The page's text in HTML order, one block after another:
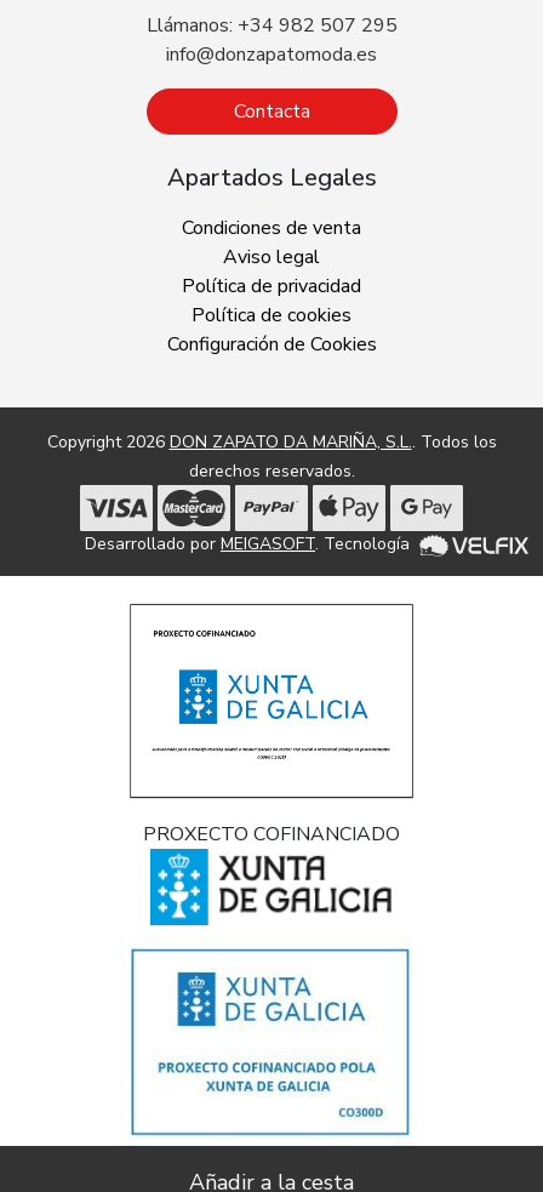
Llámanos: +34 982 507 295
info@donzapatomoda.es
Contacta
Apartados Legales
Condiciones de venta
Aviso legal
Política de privacidad
Política de cookies
Configuración de Cookies
Copyright 2026 DON ZAPATO DA MARIÑA, S.L.. Todos los
derechos reservados.
Desarrollado por MEIGASOFT. Tecnología
PROXECTO COFINANCIADO